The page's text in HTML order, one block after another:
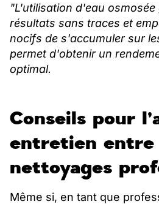
"L'utilisation d'eau
résultats sans traces et
nocifs de s'accumuler sur
permet d'obtenir un
optimal.
Conseils pour
entretien entre
nettoyages
Même si, en tant que